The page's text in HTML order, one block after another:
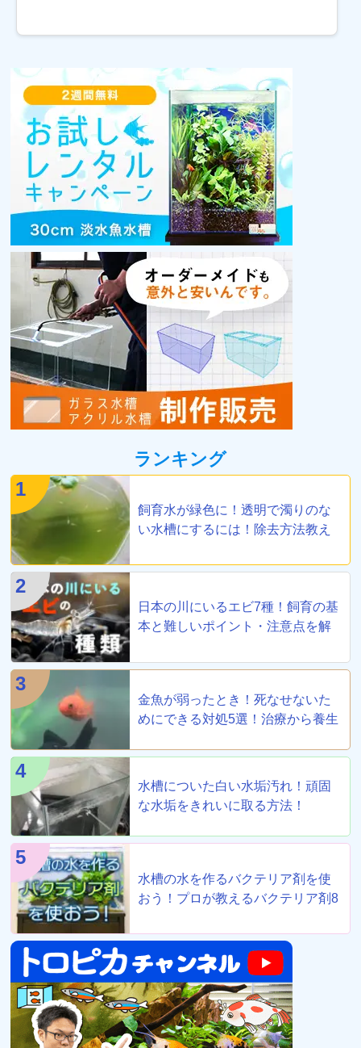
ね。 しかし、初心者がいざ熱帯魚を飼おう! と思
ランキング
1
飼育水が緑色に！透明で濁りのな
い水槽にするには！除去方法教え
2
日本の川にいるエビ7種！飼育の基
本と難しいポイント・注意点を解
3
金魚が弱ったとき！死なせないた
めにできる対処5選！治療から養生
4
水槽についた白い水垢汚れ！頑固
な水垢をきれいに取る方法！
5
水槽の水を作るバクテリア剤を使
おう！プロが教えるバクテリア剤8